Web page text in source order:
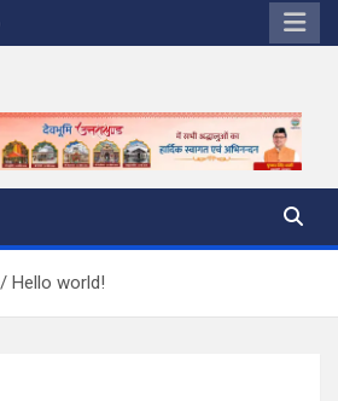
Hello world!